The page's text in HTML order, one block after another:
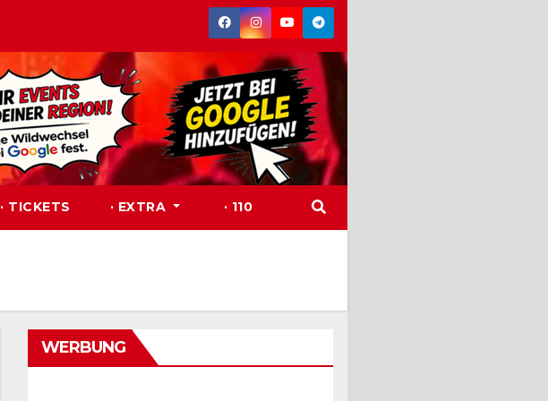
· TICKETS · EXTRA · 110
WERBUNG